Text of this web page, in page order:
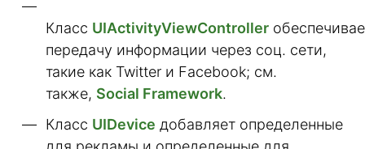
Класс UIActivityViewController
передачу информации через соц. сети,
такие как Twitter и Facebook; см.
также, Social Framework.
Класс UIDevice добавляет определенные